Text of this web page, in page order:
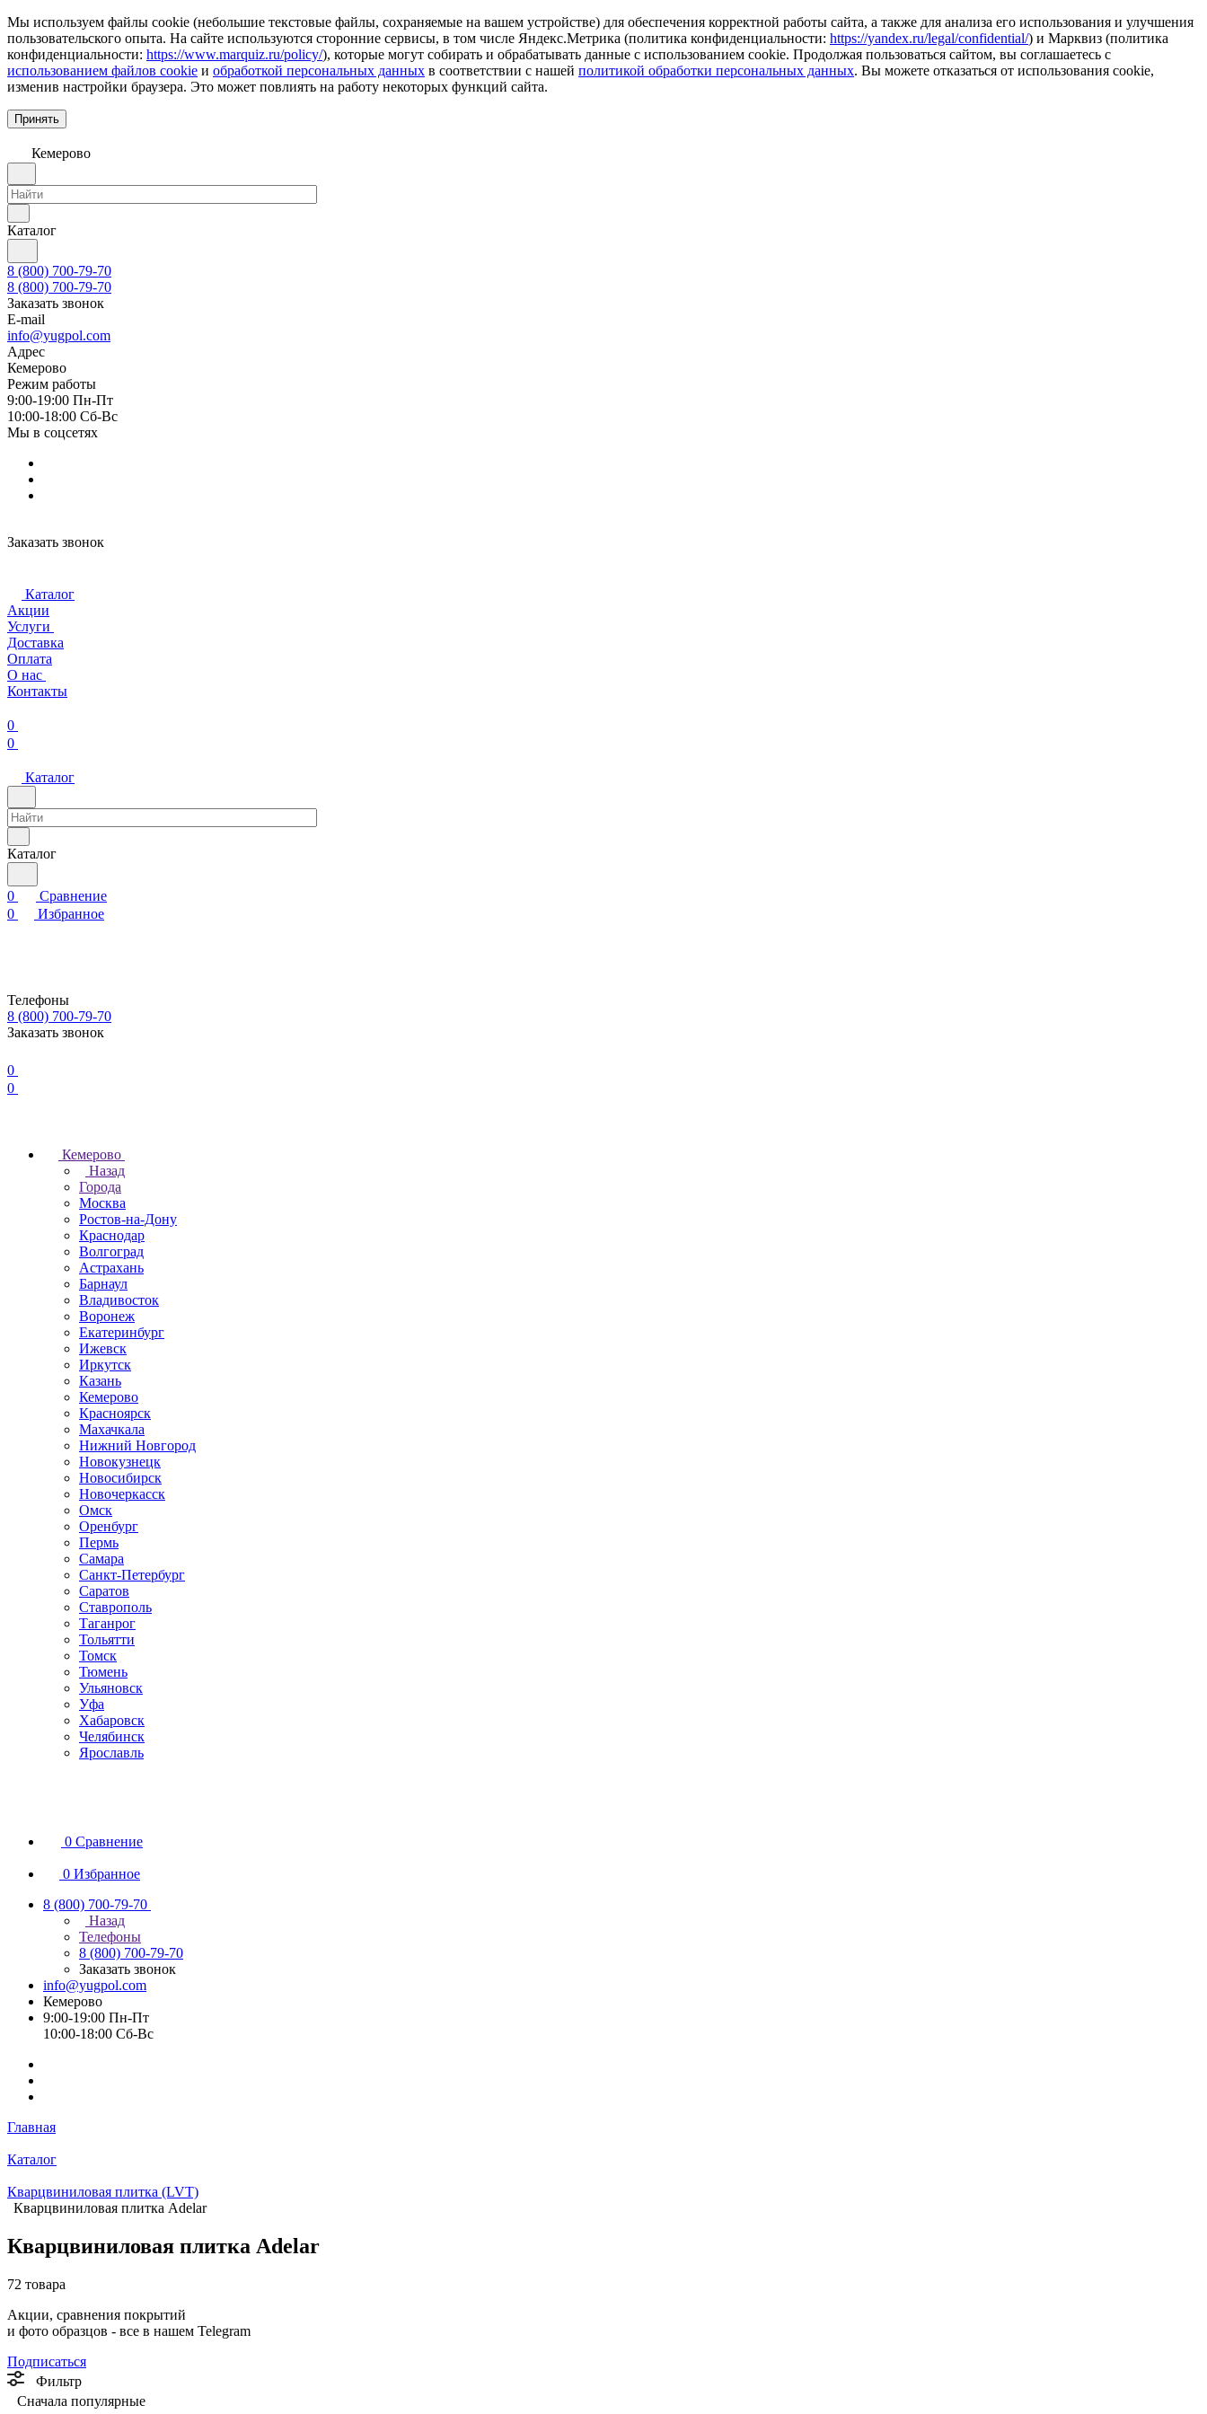
Мы используем файлы cookie (небольшие текстовые файлы, сохраняемые на вашем устройстве) для обеспечения корректной работы сайта, а также для анализа его использования и улучшения
пользовательского опыта. На сайте используются сторонние сервисы, в том числе Яндекс.Метрика (политика конфиденциальности: https://yandex.ru/legal/confidential/) и Марквиз (политика
конфиденциальности: https://www.marquiz.ru/policy/), которые могут собирать и обрабатывать данные с использованием cookie. Продолжая пользоваться сайтом, вы соглашаетесь с
использованием файлов cookie и обработкой персональных данных в соответствии с нашей политикой обработки персональных данных. Вы можете отказаться от использования cookie,
изменив настройки браузера. Это может повлиять на работу некоторых функций сайта.
Принять
Кемерово
Каталог
8 (800) 700-79-70
8 (800) 700-79-70
Заказать звонок
E-mail
info@yugpol.com
Адрес
Кемерово
Режим работы
9:00-19:00 Пн-Пт
10:00-18:00 Cб-Вс
Мы в соцсетях
Заказать звонок
Каталог
Акции
Услуги
Доставка
Оплата
О нас
Контакты
0
0
Каталог
Каталог
0
Сравнение
0
Избранное
Телефоны
8 (800) 700-79-70
Заказать звонок
0
0
Кемерово
Назад
Города
Москва
Ростов-на-Дону
Краснодар
Волгоград
Астрахань
Барнаул
Владивосток
Воронеж
Екатеринбург
Ижевск
Иркутск
Казань
Кемерово
Красноярск
Махачкала
Нижний Новгород
Новокузнецк
Новосибирск
Новочеркаcск
Омск
Оренбург
Пермь
Самара
Санкт-Петербург
Саратов
Ставрополь
Таганрог
Тольятти
Томск
Тюмень
Ульяновск
Уфа
Хабаровск
Челябинск
Ярославль
0 Сравнение
0 Избранное
8 (800) 700-79-70
Назад
Телефоны
8 (800) 700-79-70
Заказать звонок
info@yugpol.com
Кемерово
9:00-19:00 Пн-Пт
10:00-18:00 Cб-Вс
Главная
Каталог
Кварцвиниловая плитка (LVT)
Кварцвиниловая плитка Adelar
Кварцвиниловая плитка Adelar
72 товара
Акции, сравнения покрытий
и фото образцов - все в нашем Telegram
Подписаться
Фильтр
Сначала популярные